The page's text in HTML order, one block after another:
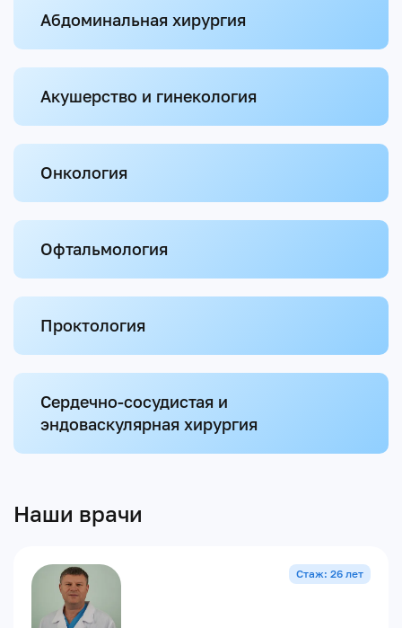
Абдоминальная хирургия
Акушерство и гинекология
Онкология
Офтальмология
Проктология
Сердечно-сосудистая и
эндоваскулярная хирургия
Наши врачи
Стаж: 26 лет